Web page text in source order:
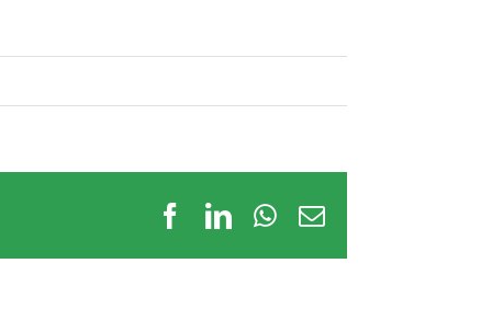
Facebook
LinkedInWhatsApp
E-